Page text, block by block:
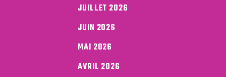
JUILLET 2026
JUIN 2026
MAI 2026
AVRIL 2026